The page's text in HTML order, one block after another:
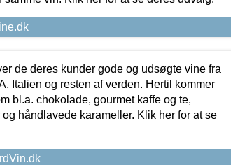
de deres kunder gode og udsøgte vine fra
Italien og resten af verden. Hertil kommer
bl.a. chokolade, gourmet kaffe og te,
håndlavede karameller. Klik her for at se